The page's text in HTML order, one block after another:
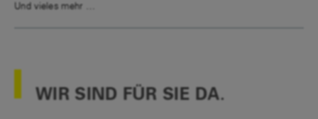
Und vieles mehr …
WIR SIND FÜR SIE DA.